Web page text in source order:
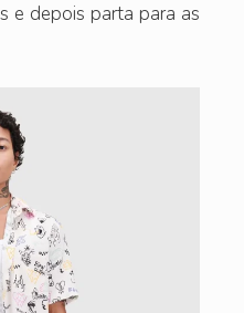
e depois parta para as